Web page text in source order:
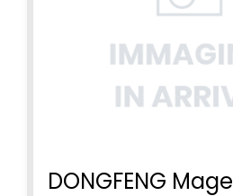
DONGFENG Mage